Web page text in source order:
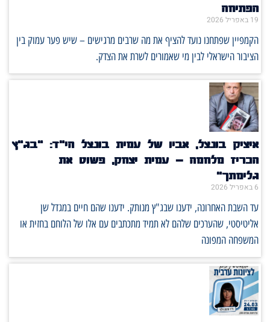
הפתיחה
19 באפריל 2026
הקמפיין שפתחנו נועד להציף את מה שרבים מרגישים – שיש פער עמוק בין
הציבור הישראלי לבין מי שאמורים לשרת את הצדק.
איציק בונצל, אביו של עמית בונצל הי"ד: "בג"ץ
הכריז מלחמה – עמית יצחק, פשוט את
גלימתך"
6 באפריל 2026
עד השבת האחרונה, ידענו שבג"ץ מנותק. ידענו שהם חיים במגדל שן
אליטיסטי, שהערכים שלהם לא תמיד מתכתבים עם אלו של הלוחם בחזית או
המשפחה המפונה